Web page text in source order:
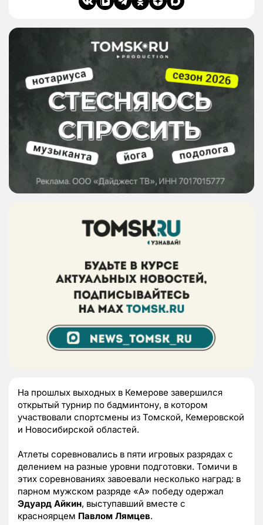
На прошлых выходных в Кемерове завершился
открытый турнир по бадминтону, в котором
участвовали спортсмены из Томской, Кемеровской
и Новосибирской областей.
Атлеты соревновались в пяти игровых разрядах с
делением на разные уровни подготовки. Томичи в
этих соревнованиях завоевали несколько наград: в
парном мужском разряде «А» победу одержал
Эдуард Айкин, выступавший вместе с
красноярцем Павлом Лямцев.